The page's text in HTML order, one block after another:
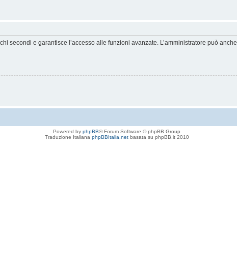
secondi e garantisce l’accesso alle funzioni avanzate. L’amministratore può
Powered by phpBB® Forum Software © phpBB Group
Traduzione Italiana phpBBItalia.netbasata su phpBB.it 2010